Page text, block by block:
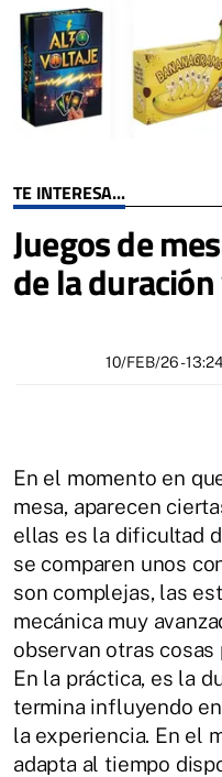
TE INTERESA...
Juegos de
de la
10/FEB/26-
En el momento en
mesa, aparecen
ellas es la dificultad
se comparen unos
son complejas, las
mecánica muy
observan otras cosas
En la práctica, es la
termina influyendo
la experiencia. En el
adapta al tiempo